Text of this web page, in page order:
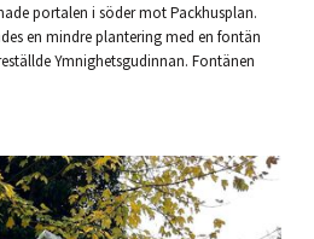
portalen i söder mot Packhusplan.
en mindre plantering med en fontän
Ymnighetsgudinnan. Fontänen